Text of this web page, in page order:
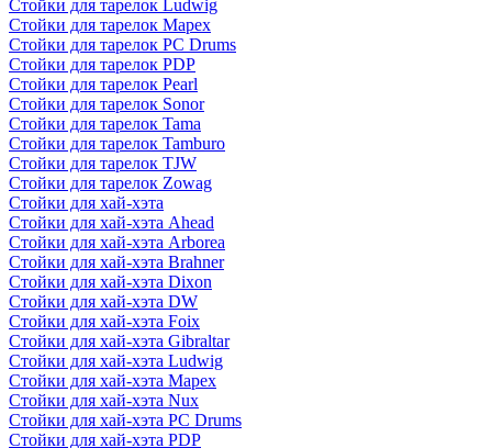
Стойки для тарелок Ludwig
Стойки для тарелок Mapex
Стойки для тарелок PC Drums
Стойки для тарелок PDP
Стойки для тарелок Pearl
Стойки для тарелок Sonor
Стойки для тарелок Tama
Стойки для тарелок Tamburo
Стойки для тарелок TJW
Стойки для тарелок Zowag
Стойки для хай-хэта
Стойки для хай-хэта Ahead
Стойки для хай-хэта Arborea
Стойки для хай-хэта Brahner
Стойки для хай-хэта Dixon
Стойки для хай-хэта DW
Стойки для хай-хэта Foix
Стойки для хай-хэта Gibraltar
Стойки для хай-хэта Ludwig
Стойки для хай-хэта Mapex
Стойки для хай-хэта Nux
Стойки для хай-хэта PC Drums
Стойки для хай-хэта PDP